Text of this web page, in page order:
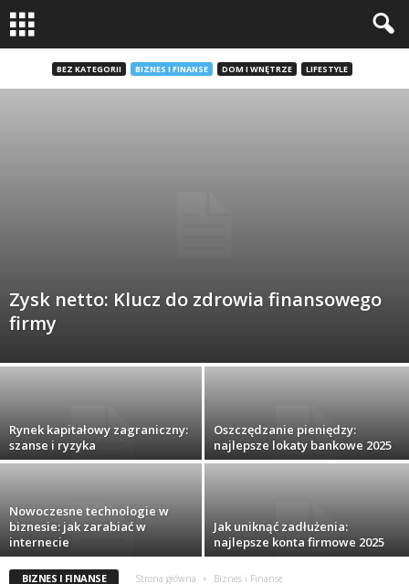
BEZ KATEGORII BIZNES I FINANSE DOM I WNĘTRZE LIFESTYLE
Zysk netto: Klucz do zdrowia finansowego
firmy
Rynek kapitałowy zagraniczny:
szanse i ryzyka
Oszczędzanie pieniędzy:
najlepsze lokaty bankowe 2025
Nowoczesne technologie w
biznesie: jak zarabiać w
internecie
Jak uniknąć zadłużenia:
najlepsze konta firmowe 2025
BIZNES I FINANSE Strona główna Biznes i Finanse